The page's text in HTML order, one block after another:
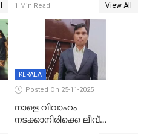
താനുമുണ്ടെന്ന് വിനായകൻ
1 Min Read View All
KERALA
Posted On 25-11-2025
നാളെ വിവാഹം
നടക്കാനിരിക്കെ ലീവ്